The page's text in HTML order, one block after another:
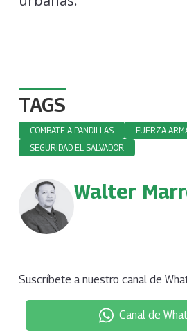
TAGS
COMBATE A PANDILLAS FUERZA
SEGURIDAD EL SALVADOR
Walter
Suscríbete a nuestro canal de
Canal de